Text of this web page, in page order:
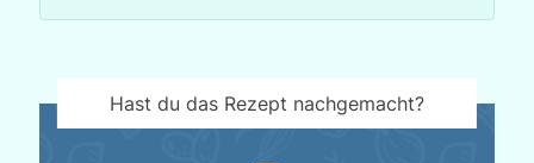
Hast du das Rezept nachgemacht?